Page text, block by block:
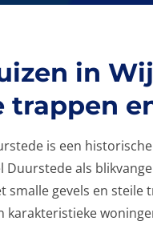
in
trappen
is een
Duurstede als
smalle gevels en steile
karakteristieke